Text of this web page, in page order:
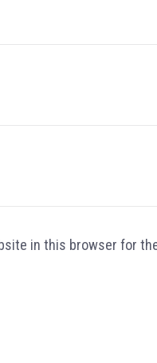
in this browser for